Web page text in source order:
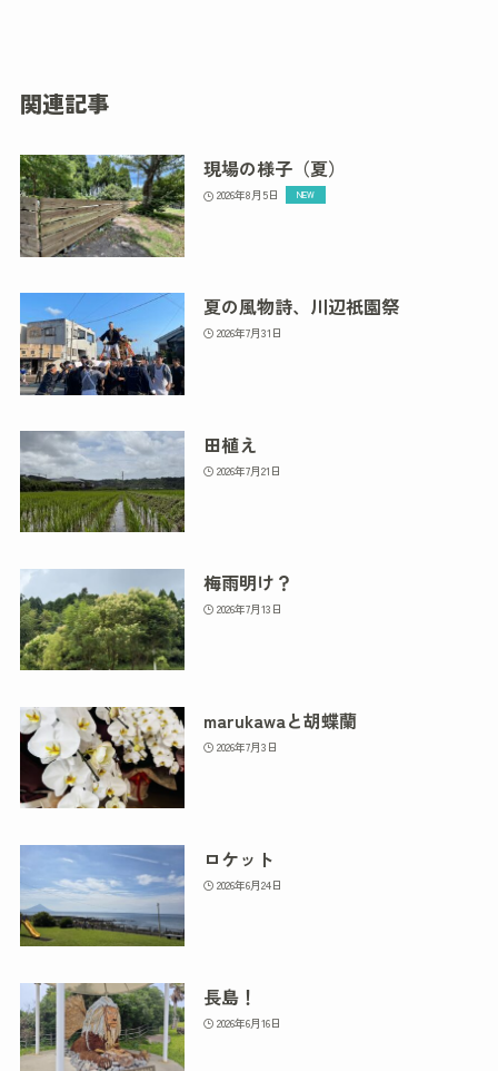
関連記事
現場の様子（夏）
2026年8月5日
夏の風物詩、川辺祇園祭
2026年7月31日
田植え
2026年7月21日
梅雨明け？
2026年7月13日
marukawaと胡蝶蘭
2026年7月3日
ロケット
2026年6月24日
長島！
2026年6月16日